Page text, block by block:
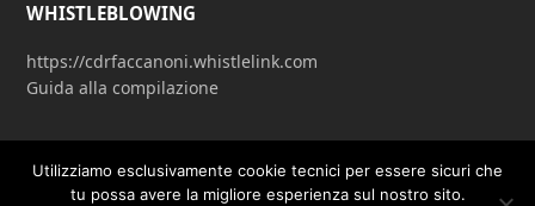
WHISTLEBLOWING
https://cdrfaccanoni.whistlelink.com
Guida alla compilazione
Utilizziamo esclusivamente cookie tecnici per essere sicuri che
tu possa avere la migliore esperienza sul nostro sito.